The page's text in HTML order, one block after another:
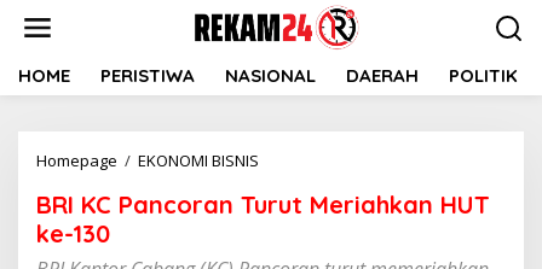
HOME PERISTIWA NASIONAL DAERAH POLITIK
Homepage / EKONOMI BISNIS
Pancoran
BRI KC Pancoran Turut Meriahkan HUT
ke-130